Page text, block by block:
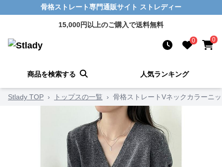
骨格ストレート専門通販サイト ストレディー
15,000円以上のご購入で送料無料
0 0
商品を検索する 人気ランキング
Stlady TOP › トップスの一覧 › 骨格ストレートVネックカラーニ